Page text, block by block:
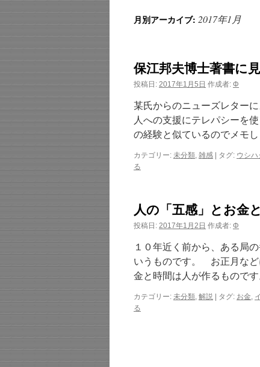
月別アーカイブ: 2017年1月
保江邦夫博士著書に
投稿日: 2017年1月5日 作成者: Φ
某氏からのニューズレター
人への支援にテレパシーを
の経験と似ているのでメモ
カテゴリー: 未分類, 雑感 タグ: ウシハ
る
人の「五感」とお金
投稿日: 2017年1月2日 作成者: Φ
１０年近く前から、ある局
いうものです。 お正月など
金と時間は人が作るもので
カテゴリー: 未分類, 解説 タグ: お金,
る